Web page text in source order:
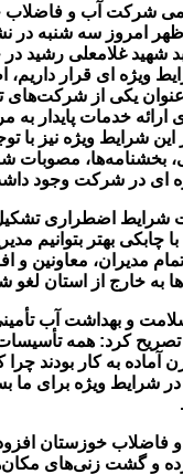
شرکت آب و فاضلاب
امروز سه شنبه در
شهید غلامعلی رشید در
ویژه ای قرار داریم،
یکی از شرکت‌های
ارائه خدمات پایدار به
شرایط ویژه نیز با
بخشنامه‌ها، مصوبات
ای در شرکت وجود
شرایط اضطراری
چابکی بهتر بتوانیم
مدیران، معاونین و
به خارج از استان لغو
سلامت و بهداشت آب
تصریح کرد: همه
آماده به کار بودند
شرایط ویژه برای ما
.
فاضلاب خوزستان
و گشت زنی‌های